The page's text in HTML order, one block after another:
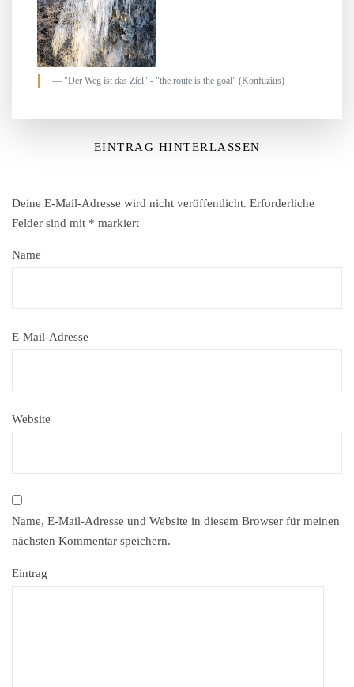
"Der Weg ist das Ziel" - "the route is the goal" (Konfuzius)
EINTRAG HINTERLASSEN
Deine E-Mail-Adresse wird nicht veröffentlicht. Erforderliche
Felder sind mit * markiert
Name
E-Mail-Adresse
Website
Name, E-Mail-Adresse und Website in diesem Browser für meinen
nächsten Kommentar speichern.
Eintrag